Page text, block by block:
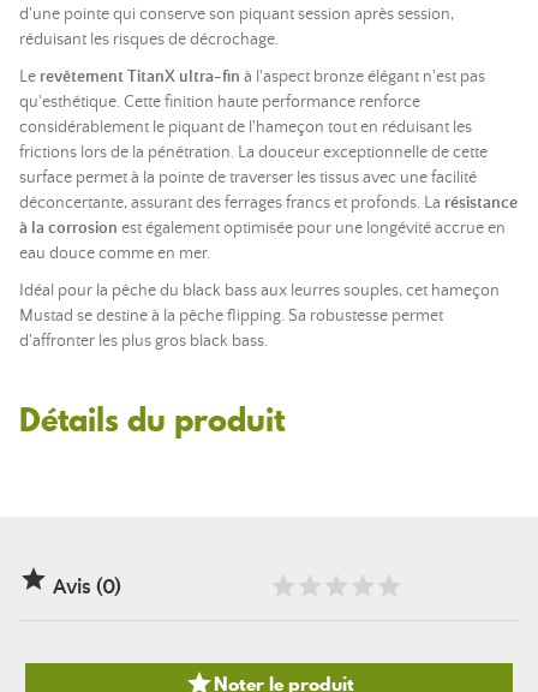
d'une pointe qui conserve son piquant session après session,
réduisant les risques de décrochage.
Le revêtement TitanX ultra-fin à l'aspect bronze élégant n'est pas
qu'esthétique. Cette finition haute performance renforce
considérablement le piquant de l'hameçon tout en réduisant les
frictions lors de la pénétration. La douceur exceptionnelle de cette
surface permet à la pointe de traverser les tissus avec une facilité
déconcertante, assurant des ferrages francs et profonds. La résistance
à la corrosion est également optimisée pour une longévité accrue en
eau douce comme en mer.
Idéal pour la pêche du black bass aux leurres souples, cet hameçon
Mustad se destine à la pêche flipping. Sa robustesse permet
d'affronter les plus gros black bass.
Détails du produit
 Avis (0)
Noter le produit